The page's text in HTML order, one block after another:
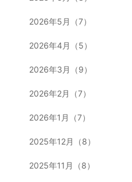
2026年5月（7）
2026年4月（5）
2026年3月（9）
2026年2月（7）
2026年1月（7）
2025年12月（8）
2025年11月（8）